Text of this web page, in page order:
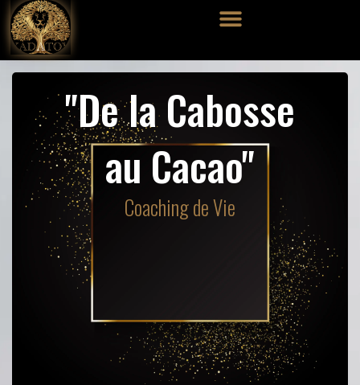
Aller
au
contenu
"De la Cabosse
au Cacao"
Coaching de Vie